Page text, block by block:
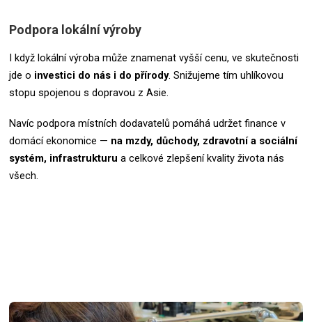
Podpora lokální výroby
I když lokální výroba může znamenat vyšší cenu, ve skutečnosti
jde o investici do nás i do přírody. Snižujeme tím uhlíkovou
stopu spojenou s dopravou z Asie.
Navíc podpora místních dodavatelů pomáhá udržet finance v
domácí ekonomice — na mzdy, důchody, zdravotní a sociální
systém, infrastrukturu a celkové zlepšení kvality života nás
všech.